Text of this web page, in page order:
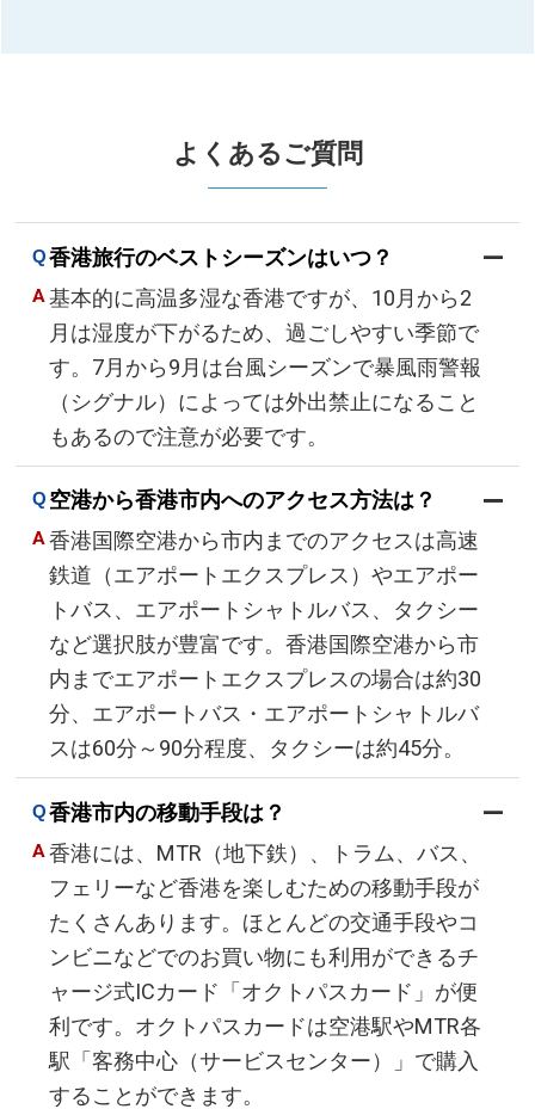
よくあるご質問
香港旅行のベストシーズンはいつ？
基本的に高温多湿な香港ですが、10月から2
月は湿度が下がるため、過ごしやすい季節で
す。7月から9月は台風シーズンで暴風雨警報
（シグナル）によっては外出禁止になること
もあるので注意が必要です。
空港から香港市内へのアクセス方法は？
香港国際空港から市内までのアクセスは高速
鉄道（エアポートエクスプレス）やエアポー
トバス、エアポートシャトルバス、タクシー
など選択肢が豊富です。香港国際空港から市
内までエアポートエクスプレスの場合は約30
分、エアポートバス・エアポートシャトルバ
スは60分～90分程度、タクシーは約45分。
香港市内の移動手段は？
香港には、MTR（地下鉄）、トラム、バス、
フェリーなど香港を楽しむための移動手段が
たくさんあります。ほとんどの交通手段やコ
ンビニなどでのお買い物にも利用ができるチ
ャージ式ICカード「オクトパスカード」が便
利です。オクトパスカードは空港駅やMTR各
駅「客務中心（サービスセンター）」で購入
することができます。